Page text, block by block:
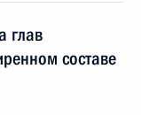
глав
составе